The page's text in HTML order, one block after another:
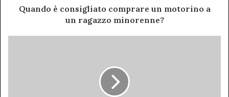
minorenne?
Quando è consigliato comprare un motorino a
un ragazzo minorenne?